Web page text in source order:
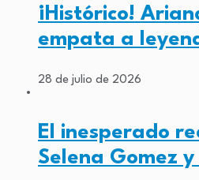
¡Histórico!
empata a
28 de julio de 2026
El inesperado
Selena Gomez